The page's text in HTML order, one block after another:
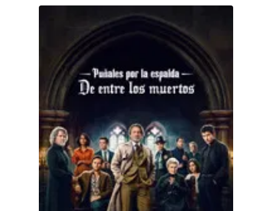
HBO-Max
Vix+Original
Apple tv+
Peacock